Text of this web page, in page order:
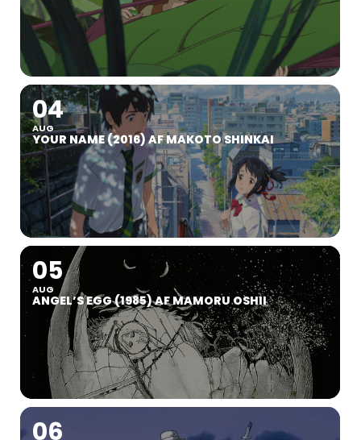
04
AUG
YOUR NAME (2016) AF MAKOTO SHINKAI
05
AUG
ANGEL’S EGG (1985) AF MAMORU OSHII
06